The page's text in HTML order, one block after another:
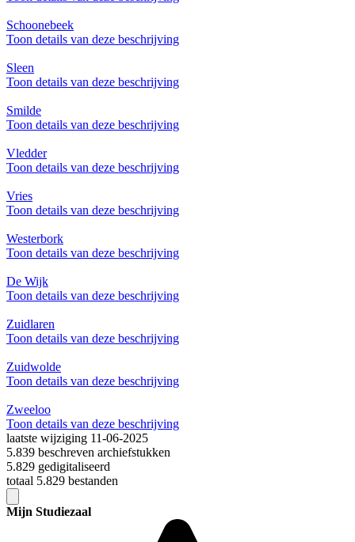
Schoonebeek
Toon details van deze beschrijving
Sleen
Toon details van deze beschrijving
Smilde
Toon details van deze beschrijving
Vledder
Toon details van deze beschrijving
Vries
Toon details van deze beschrijving
Westerbork
Toon details van deze beschrijving
De Wijk
Toon details van deze beschrijving
Zuidlaren
Toon details van deze beschrijving
Zuidwolde
Toon details van deze beschrijving
Zweeloo
Toon details van deze beschrijving
laatste wijziging 11-06-2025
5.839 beschreven archiefstukken
5.829 gedigitaliseerd
totaal 5.829 bestanden
Mijn Studiezaal